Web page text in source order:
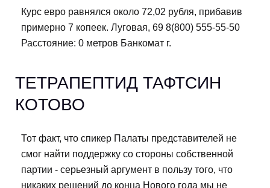
Курс евро равнялся около 72,02 рубля, прибавив
примерно 7 копеек. Луговая, 69 8(800) 555-55-50
Расстояние: 0 метров Банкомат г.
ТЕТРАПЕПТИД ТАФТСИН
КОТОВО
Тот факт, что спикер Палаты представителей не
смог найти поддержку со стороны собственной
партии - серьезный аргумент в пользу того, что
никаких решений до конца Нового года мы не